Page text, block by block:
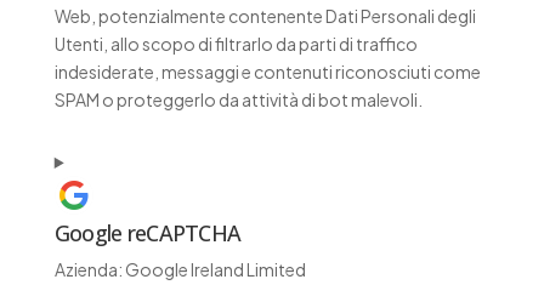
Web, potenzialmente contenente Dati Personali degli
Utenti, allo scopo di filtrarlo da parti di traffico
indesiderate, messaggi e contenuti riconosciuti come
SPAM o proteggerlo da attività di bot malevoli.
Google reCAPTCHA
Azienda: Google Ireland Limited